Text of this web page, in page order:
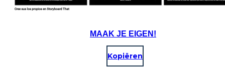
MAAK JE EIGEN!
Kopiëren